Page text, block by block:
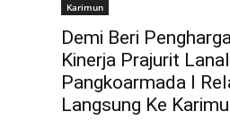
Karimun
Demi Beri
Kinerja Prajurit
Pangkoarmada I
Langsung Ke